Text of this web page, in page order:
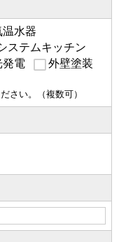
温水器
ステムキッチン
発電
外壁塗装
さい。（複数可）